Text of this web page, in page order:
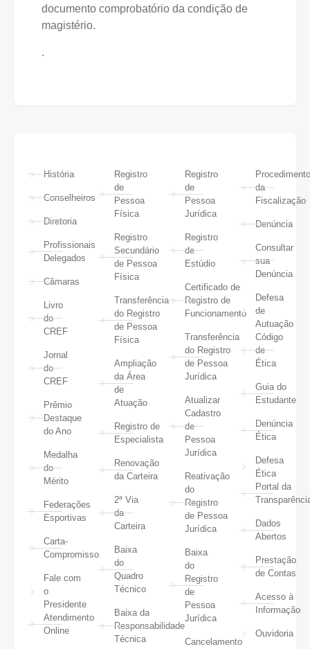
documento comprobatório da condição de
magistério.
.
História
Conselheiros
Diretoria
Profissionais
Delegados
Câmaras
Livro
do
CREF
Jornal
do
CREF
Prêmio
Destaque
do Ano
Medalha
do
Mérito
Federações
Esportivas
Carta-
Compromisso
Fale com
o
Presidente
Atendimento
Online
Registro
de
Pessoa
Física
Registro
Secundário
de Pessoa
Física
Transferência
do Registro
de Pessoa
Física
Ampliação
da Área
de
Atuação
Registro de
Especialista
Renovação
da Carteira
2ª Via
da
Carteira
Baixa
do
Quadro
Técnico
Baixa da
Responsabilidade
Técnica
Registro
de
Pessoa
Jurídica
Registro
de
Estúdio
Certificado de
Registro de
Funcionamento
Transferência
do Registro
de Pessoa
Jurídica
Atualizar
Cadastro
de
Pessoa
Jurídica
Reativação
do
Registro
de Pessoa
Jurídica
Baixa
do
Registro
de
Pessoa
Jurídica
Cancelamento
da
Fiscalização
Denúncia
Consultar
sua
Denúncia
Defesa
de
Autuação
Código
de
Ética
Guia do
Estudante
Denúncia
Ética
Defesa
Ética
Portal da
Dados
Abertos
Prestação
de Contas
Acesso à
Informação
Ouvidoria